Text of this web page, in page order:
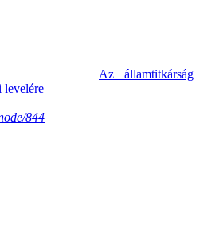
Az államtitkárság
levelére
844